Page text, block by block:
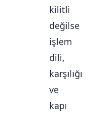
kilitli
değilse
işlem
dili,
karşılığı
ve
kapı